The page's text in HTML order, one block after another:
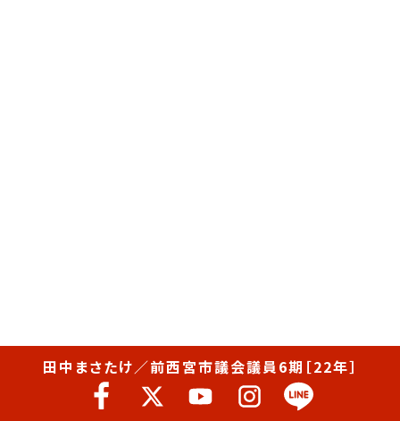
田中まさたけ／前西宮市議会議員6期［22年］